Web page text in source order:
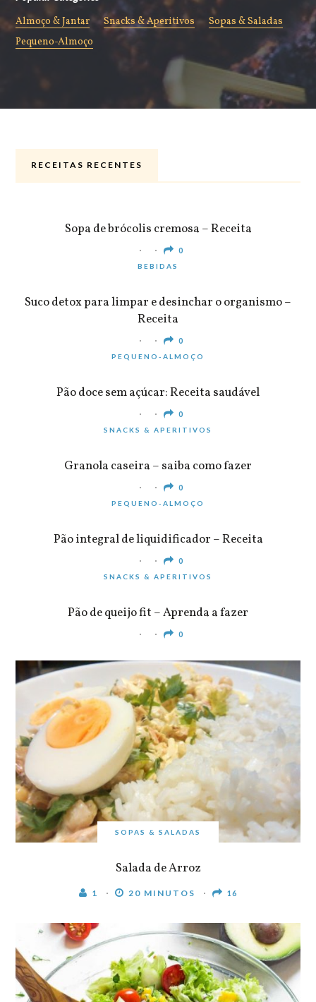
Almoço & Jantar Snacks & Aperitivos
Sopas & Saladas
Pequeno-Almoço
RECEITAS RECENTES
Sopa de brócolis cremosa – Receita
0
BEBIDAS
Suco detox para limpar e desinchar o organismo –
Receita
0
PEQUENO-ALMOÇO
Pão doce sem açúcar: Receita saudável
0
SNACKS & APERITIVOS
Granola caseira – saiba como fazer
0
PEQUENO-ALMOÇO
Pão integral de liquidificador – Receita
0
SNACKS & APERITIVOS
Pão de queijo fit – Aprenda a fazer
0
SOPAS & SALADAS
Salada de Arroz
1 20 MINUTOS 16